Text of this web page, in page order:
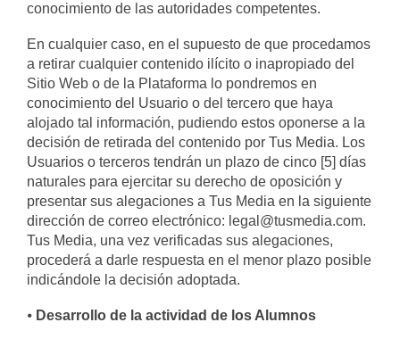
conocimiento de las autoridades competentes.
En cualquier caso, en el supuesto de que procedamos
a retirar cualquier contenido ilícito o inapropiado del
Sitio Web o de la Plataforma lo pondremos en
conocimiento del Usuario o del tercero que haya
alojado tal información, pudiendo estos oponerse a la
decisión de retirada del contenido por Tus Media. Los
Usuarios o terceros tendrán un plazo de cinco [5] días
naturales para ejercitar su derecho de oposición y
presentar sus alegaciones a Tus Media en la siguiente
dirección de correo electrónico: legal@tusmedia.com.
Tus Media, una vez verificadas sus alegaciones,
procederá a darle respuesta en el menor plazo posible
indicándole la decisión adoptada.
⦁ Desarrollo de la actividad de los Alumnos